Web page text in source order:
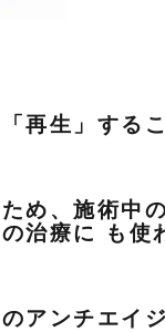
再生」する
め、施術中
治療に も使
アンチエイ